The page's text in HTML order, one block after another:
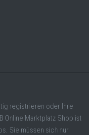
registrieren oder Ihre
Online Marktplatz Shop ist
Sie müssen sich nur